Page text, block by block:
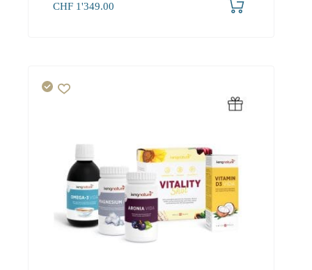
CHF 1'349.00